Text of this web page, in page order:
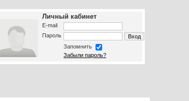
Личный кабинет
E-mail
Пароль
Запомнить
Забыли пароль?